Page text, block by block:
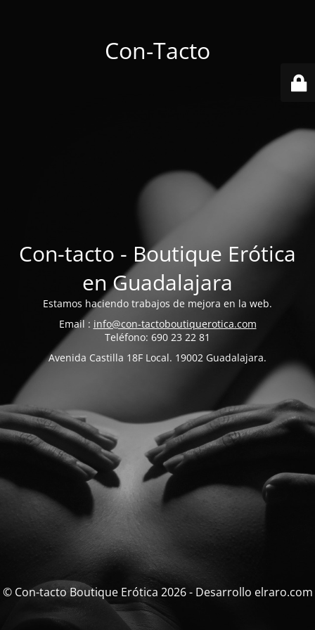
Con-Tacto
Con-tacto - Boutique Erótica
en Guadalajara
Estamos haciendo trabajos de mejora en la web.
Email : info@con-tactoboutiquerotica.com
Teléfono: 690 23 22 81
Avenida Castilla 18F Local. 19002 Guadalajara.
© Con-tacto Boutique Erótica 2026 - Desarrollo elraro.com